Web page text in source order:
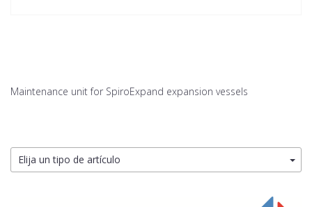
Maintenance unit for SpiroExpand expansion vessels
Elija un tipo de artículo